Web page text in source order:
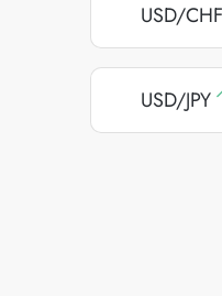
USD/CHF
USD/JPY